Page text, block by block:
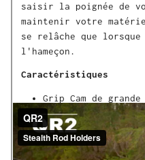
saisir la poignée de
maintenir votre
se relâche que
l'hameçon.
Caractéristiques
Grip Cam de
pouce de diamètre
Pivot avant/
en acier